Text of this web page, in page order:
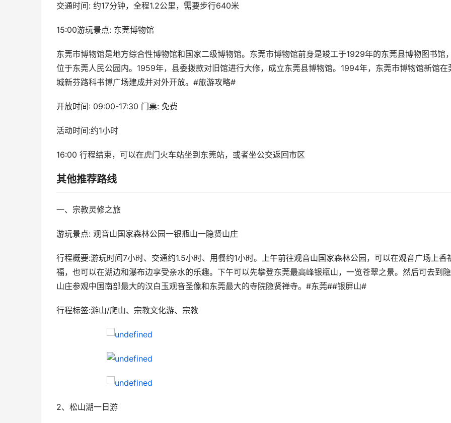
交通时间: 约17分钟，全程1.2公里，需要步行640米
15:00游玩景点: 东莞博物馆
东莞市博物馆是地方综合性博物馆和国家二级博物馆。东莞市博物馆前身是竣工于1929年的东莞县博物图书馆
位于东莞人民公园内。1959年，县委拨款对旧馆进行大修，成立东莞县博物馆。1994年，东莞市博物馆新馆在
城新芬路科书博广场建成并对外开放。#旅游攻略#
开放时间: 09:00-17:30 门票: 免费
活动时间:约1小时
16:00 行程结束，可以在虎门火车站坐到东莞站，或者坐公交返回市区
其他推荐路线
一、宗教灵修之旅
游玩景点: 观音山国家森林公园一银瓶山一隐贤山庄
行程概要:游玩时间7小时、交通约1.5小时、用餐约1小时。上午前往观音山国家森林公园，可以在观音广场上香
福，也可以在湖边和瀑布边享受亲水的乐趣。下午可以先攀登东莞最高峰银瓶山，一览苍翠之景。然后可去到
山庄参观中国南部最大的汉白玉观音圣像和东莞最大的寺院隐贤禅寺。#东莞##银屏山#
行程标签:游山/爬山、宗教文化游、宗教
2、松山湖一日游